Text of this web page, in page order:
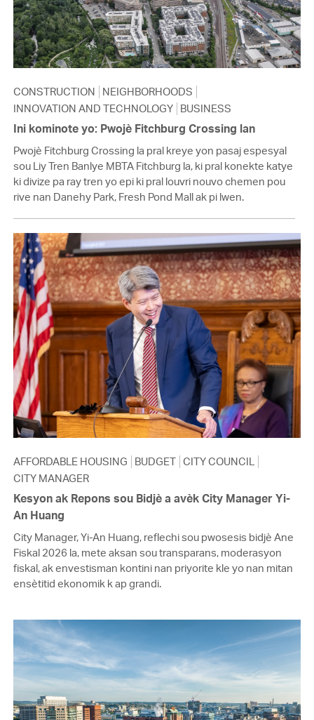
CONSTRUCTION
NEIGHBORHOODS
INNOVATION AND TECHNOLOGY BUSINESS
Ini kominote yo: Pwojè Fitchburg Crossing lan
Pwojè Fitchburg Crossing la pral kreye yon pasaj espesyal
sou Liy Tren Banlye MBTA Fitchburg la, ki pral konekte katye
ki divize pa ray tren yo epi ki pral louvri nouvo chemen pou
rive nan Danehy Park, Fresh Pond Mall ak pi lwen.
AFFORDABLE HOUSING BUDGET CITY COUNCIL
CITY MANAGER
Kesyon ak Repons sou Bidjè a avèk City Manager Yi-
An Huang
City Manager, Yi-An Huang, reflechi sou pwosesis bidjè Ane
Fiskal 2026 la, mete aksan sou transparans, moderasyon
fiskal, ak envestisman kontini nan priyorite kle yo nan mitan
ensètitid ekonomik k ap grandi.